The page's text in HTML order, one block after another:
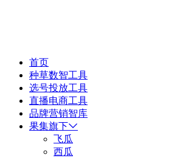
首页
种草数智工具
选号投放工具
直播电商工具
品牌营销智库
果集旗下
飞瓜
西瓜